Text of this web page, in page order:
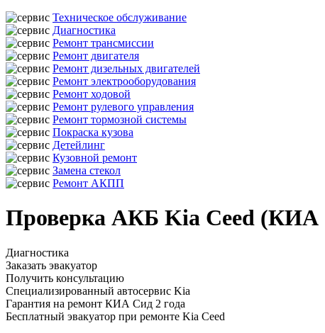
Техническое обслуживание
Диагностика
Ремонт трансмиссии
Ремонт двигателя
Ремонт дизельных двигателей
Ремонт электрооборудования
Ремонт ходовой
Ремонт рулевого управления
Ремонт тормозной системы
Покраска кузова
Детейлинг
Кузовной ремонт
Замена стекол
Ремонт АКПП
Проверка АКБ Kia Ceed (КИА
Диагностика
Заказать эвакуатор
Получить консультацию
Специализированный автосервис Kia
Гарантия на ремонт КИА Сид 2 года
Бесплатный эвакуатор при ремонте Kia Ceed